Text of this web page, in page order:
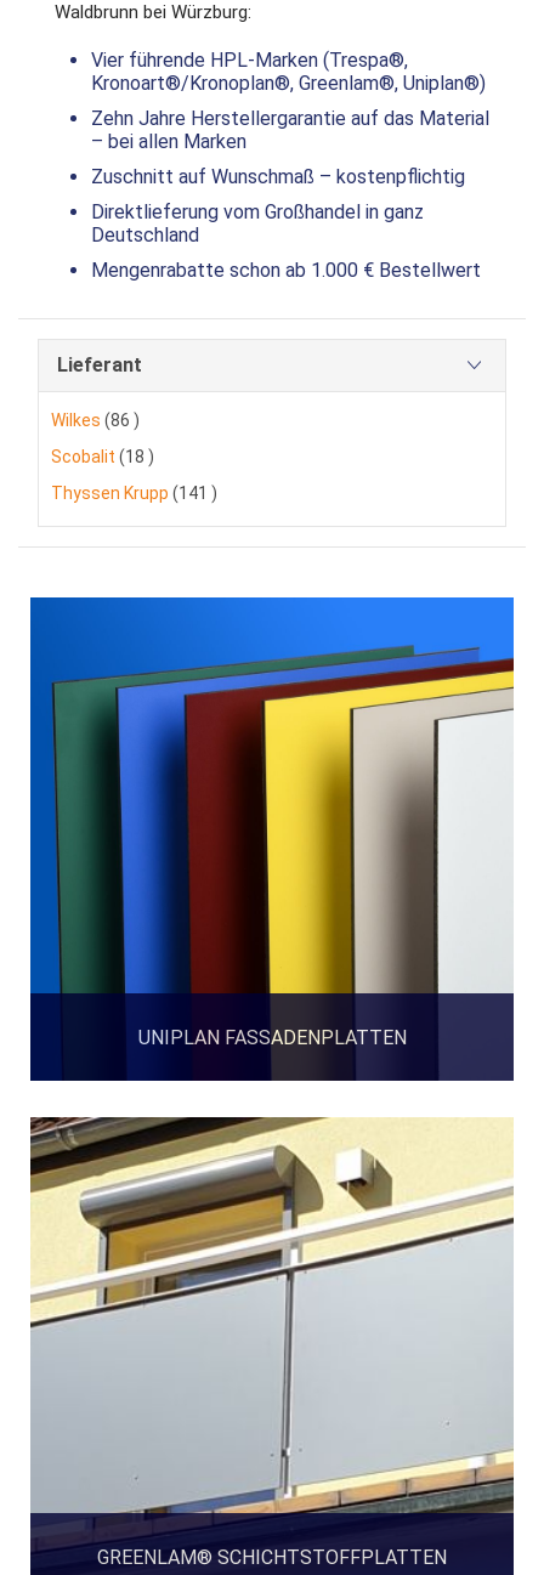
Waldbrunn bei Würzburg:
Vier führende HPL-Marken (Trespa®,
Kronoart®/Kronoplan®, Greenlam®, Uniplan®)
Zehn Jahre Herstellergarantie auf das Material
– bei allen Marken
Zuschnitt auf Wunschmaß – kostenpflichtig
Direktlieferung vom Großhandel in ganz
Deutschland
Mengenrabatte schon ab 1.000 € Bestellwert
UNIPLAN FASSADENPLATTEN
GREENLAM® SCHICHTSTOFFPLATTEN
Lieferant
Wilkes 86 Artikel
Scobalit
18 Artikel
Thyssen Krupp
141 Artikel